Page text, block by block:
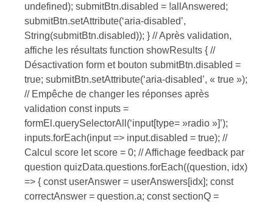
undefined); submitBtn.disabled = !allAnswered;
submitBtn.setAttribute(‘aria-disabled’,
String(submitBtn.disabled)); } // Après validation,
affiche les résultats function showResults { //
Désactivation form et bouton submitBtn.disabled =
true; submitBtn.setAttribute(‘aria-disabled’, « true »);
// Empêche de changer les réponses après
validation const inputs =
formEl.querySelectorAll(‘input[type= »radio »]’);
inputs.forEach(input => input.disabled = true); //
Calcul score let score = 0; // Affichage feedback par
question quizData.questions.forEach((question, idx)
=> { const userAnswer = userAnswers[idx]; const
correctAnswer = question.a; const sectionQ =